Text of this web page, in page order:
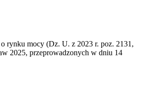
rynku mocy (Dz. U. z 2023 r. poz. 2131,
2025, przeprowadzonych w dniu 14